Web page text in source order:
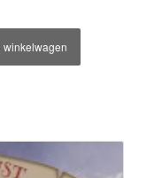
winkelwagen